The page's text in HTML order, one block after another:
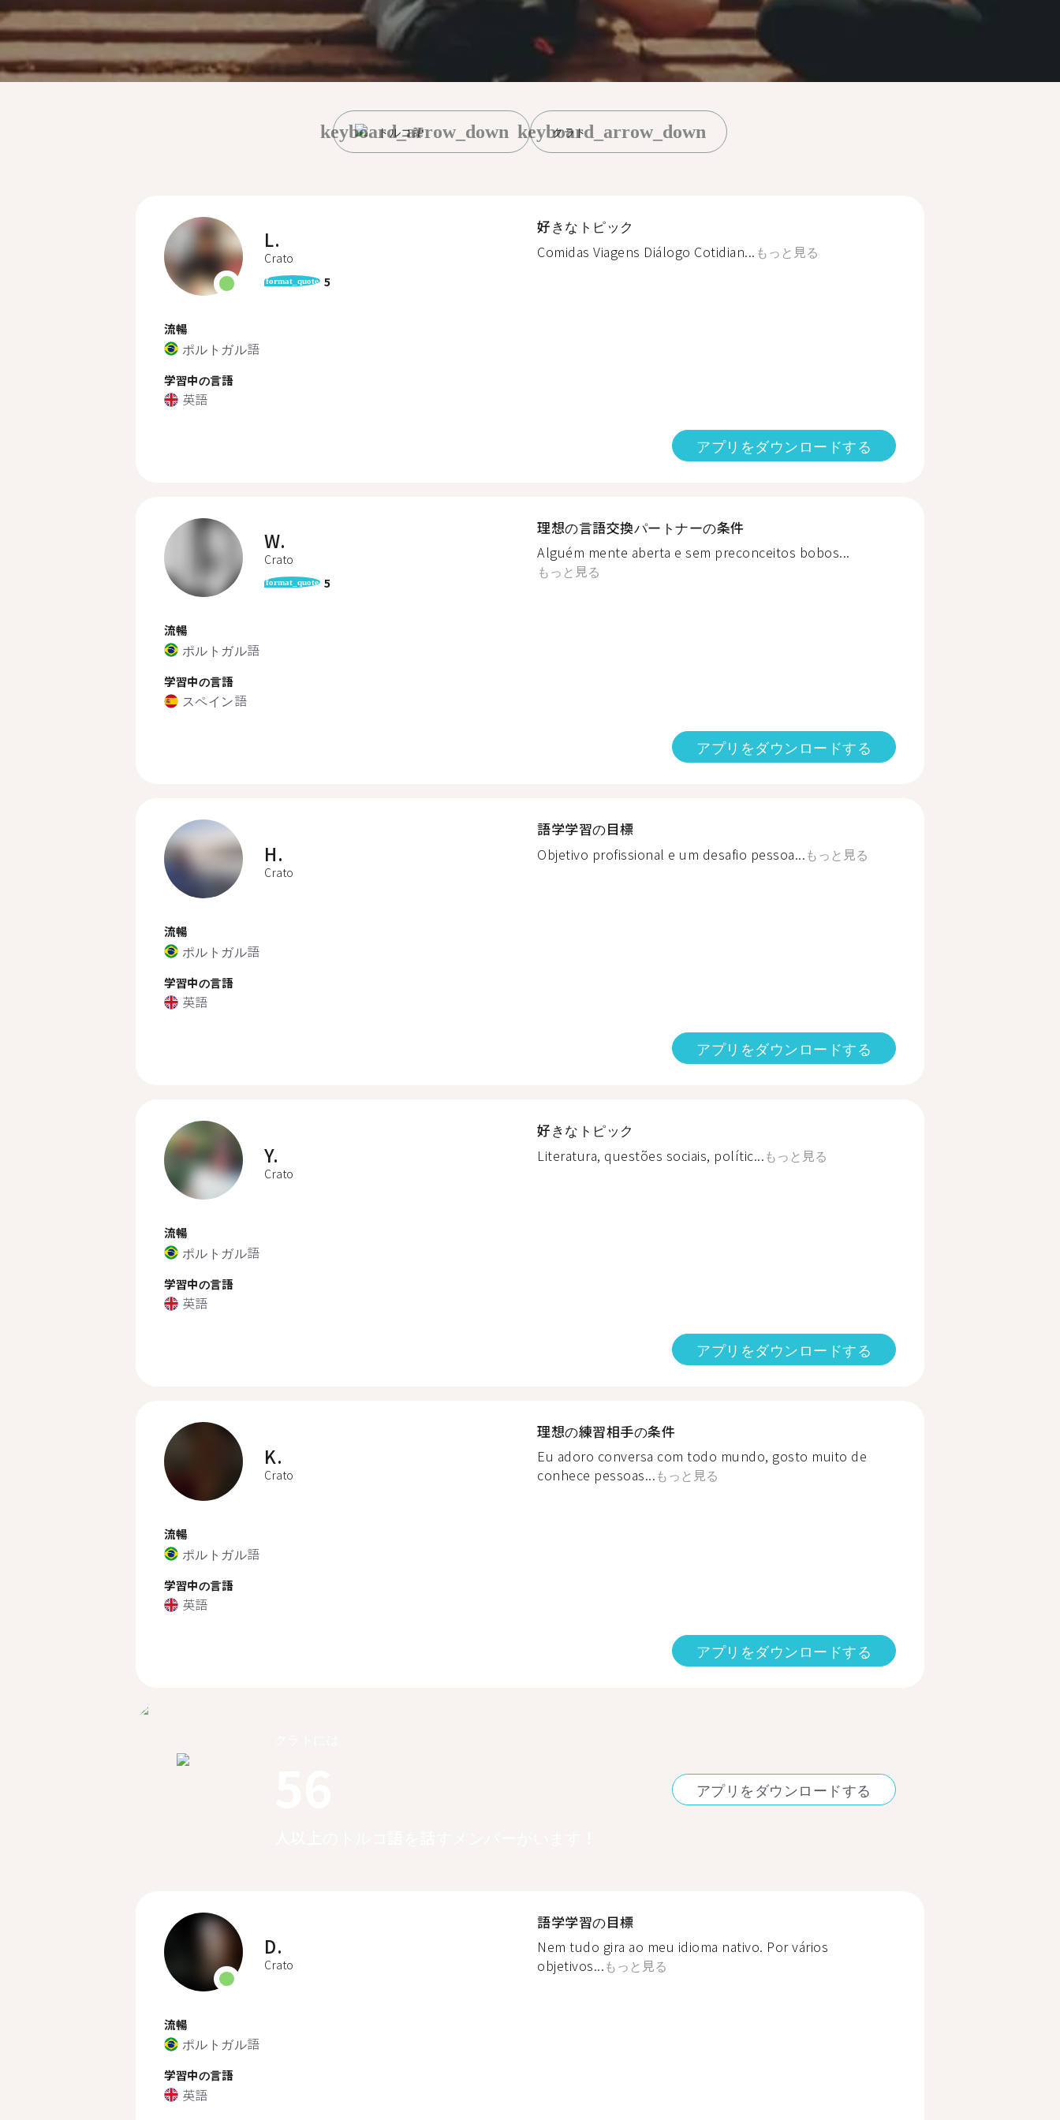
トルコ語
keyboard_arrow_down クラト
keyboard_arrow_down
L.
Crato
format_quote 5
流暢
ポルトガル語
学習中の言語
英語
好きなトピック
Comidas Viagens Diálogo Cotidian... もっと見る
アプリをダウンロードする
W.
Crato
format_quote 5
流暢
ポルトガル語
学習中の言語
スペイン語
理想の言語交換パートナーの条件
Alguém mente aberta e sem preconceitos bobos...
もっと見る
アプリをダウンロードする
H.
Crato
流暢
ポルトガル語
学習中の言語
英語
語学学習の目標
Objetivo profissional e um desafio pessoa...もっと見る
アプリをダウンロードする
Y.
Crato
流暢
ポルトガル語
学習中の言語
英語
好きなトピック
Literatura, questões sociais, polític...もっと見る
アプリをダウンロードする
K.
Crato
流暢
ポルトガル語
学習中の言語
英語
理想の練習相手の条件
Eu adoro conversa com todo mundo, gosto muito de
conhece pessoas...もっと見る
アプリをダウンロードする
アプリをダウンロードする
D.
Crato
流暢
ポルトガル語
学習中の言語
英語
語学学習の目標
Nem tudo gira ao meu idioma nativo. Por vários
objetivos...もっと見る